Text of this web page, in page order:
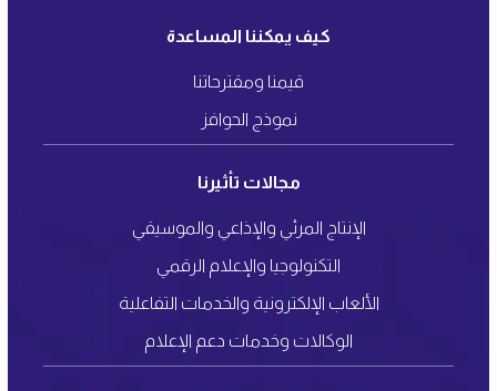
كيف يمكننا المساعدة
قيمنا ومقترحاتنا
نموذج الحوافز
مجالات تأثيرنا
الإنتاج المرئي والإذاعي والموسيقي
التكنولوجيا والإعلام الرقمي
الألعاب الإلكترونية والخدمات التفاعلية
الوكالات وخدمات دعم الإعلام